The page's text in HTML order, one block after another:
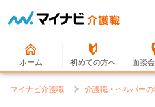
ホーム 初めての方へ 面談
マイナビ介護職 介護職・ヘルパーの